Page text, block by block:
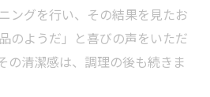
ングを行い、その結果を見たお
のようだ」と喜びの声をいただ
の清潔感は、調理の後も続きま